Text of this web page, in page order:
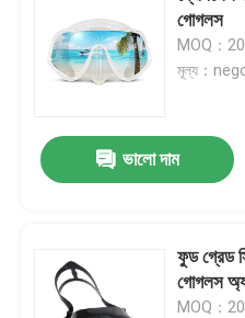
গোগলস
MOQ：
মূল্য：
ভালো দাম
ফুড গ্রেড
গোগলস
MOQ：